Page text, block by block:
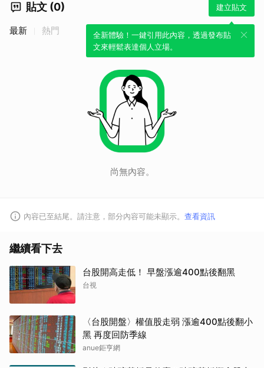
貼文 (0) 建立貼文
全新體驗！一鍵引用此內容，透過發布貼
文來輕鬆表達個人立場。
最新 熱門
尚無內容。
內容已至結尾。請注意，部分內容可能未顯示。 查看資訊
繼續看下去
台股開高走低！ 早盤漲逾400點後翻黑
台視
〈台股開盤〉權值股走弱 漲逾400點後翻小
黑 再度回防季線
anue鉅亨網